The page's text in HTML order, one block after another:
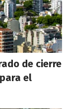
de cierre
el